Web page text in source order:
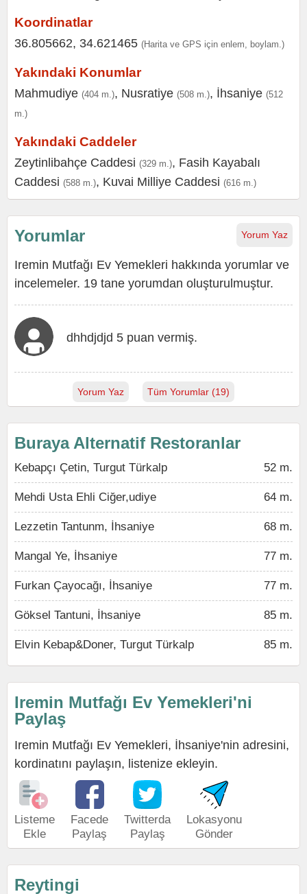
Koordinatlar
36.805662, 34.621465 (Harita ve GPS için enlem, boylam.)
Yakındaki Konumlar
Mahmudiye (404 m.), Nusratiye (508 m.), İhsaniye (512
m.)
Yakındaki Caddeler
Zeytinlibahçe Caddesi (329 m.), Fasih Kayabalı
Caddesi (588 m.), Kuvai Milliye Caddesi (616 m.)
Yorum Yaz
Yorumlar
Iremin Mutfağı Ev Yemekleri hakkında yorumlar ve
incelemeler. 19 tane yorumdan oluşturulmuştur.
dhhdjdjd 5 puan vermiş.
Yorum Yaz Tüm Yorumlar (19)
Buraya Alternatif Restoranlar
Kebapçı Çetin, Turgut Türkalp 52 m.
Mehdi Usta Ehli Ciğer,udiye 64 m.
Lezzetin Tantunm, İhsaniye 68 m.
Mangal Ye, İhsaniye 77 m.
Furkan Çayocağı, İhsaniye 77 m.
Göksel Tantuni, İhsaniye 85 m.
Elvin Kebap&Doner, Turgut Türkalp 85 m.
Iremin Mutfağı Ev Yemekleri'ni
Paylaş
Iremin Mutfağı Ev Yemekleri, İhsaniye'nin adresini,
kordinatını paylaşın, listenize ekleyin.
Listeme
Ekle
Facede
Paylaş
Twitterda
Paylaş
Lokasyonu
Gönder
Reytingi